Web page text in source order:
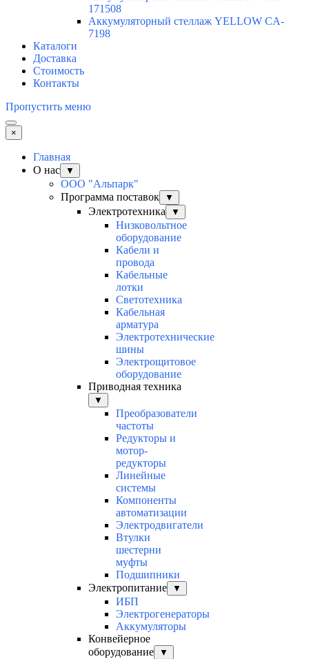
171508
Аккумуляторный стеллаж YELLOW CA-
7198
Каталоги
Доставка
Стоимость
Контакты
Пропустить меню
×
Главная
О нас
▼
ООО "Альпарк"
Программа поставок
▼
Электротехника ▼
Низковольтное
оборудование
Кабели и
провода
Кабельные
лотки
Светотехника
Кабельная
арматура
Электротехнические
шины
Электрощитовое
оборудование
Приводная техника
▼
Преобразователи
частоты
Редукторы и
мотор-
редукторы
Линейные
системы
Компоненты
автоматизации
Электродвигатели
Втулки
шестерни
муфты
Подшипники
Электропитание
▼
ИБП
Электрогенераторы
Аккумуляторы
Конвейерное
оборудование
▼